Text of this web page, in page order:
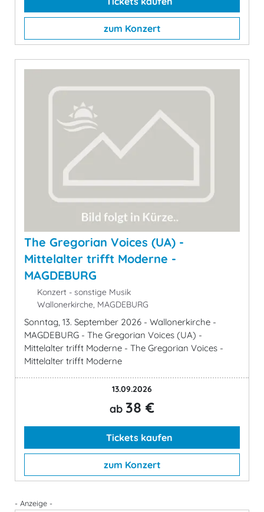
zum Konzert
The Gregorian Voices (UA) -
Mittelalter trifft Moderne -
MAGDEBURG
Konzert - sonstige Musik
Wallonerkirche, MAGDEBURG
Sonntag, 13. September 2026 - Wallonerkirche -
MAGDEBURG - The Gregorian Voices (UA) -
Mittelalter trifft Moderne - The Gregorian Voices -
Mittelalter trifft Moderne
13.09.2026
ab 38 €
Tickets kaufen
zum Konzert
- Anzeige -